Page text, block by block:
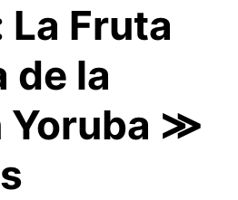
La Fruta
de la
Yoruba ≫